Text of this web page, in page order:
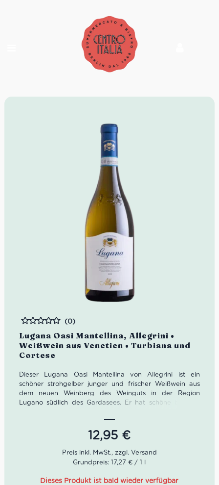
Lugana Oasi Mantellina, Allegrini •
Weißwein aus Venetien • Turbiana und
Cortese
Bewertet
(0)
Dieser Lugana Oasi Mantellina von Allegrini ist ein
schöner strohgelber junger und frischer Weißwein aus
dem neuen Weinberg des Weinguts in der Region
Lugano südlich des Gardasees. Er hat schöne blumige
frisch, würzig, elegant und gut strukturiert.
Idealer Versandkarton: 21 Flaschen
Farbe: Strohgelb mit grünen Reflexen
Geruch: Blumenbouquet mit Noten von Limette,
12,95 €
Grundpreis: 17,27 € / 1 l
Dieses Produkt ist bald wieder verfügbar